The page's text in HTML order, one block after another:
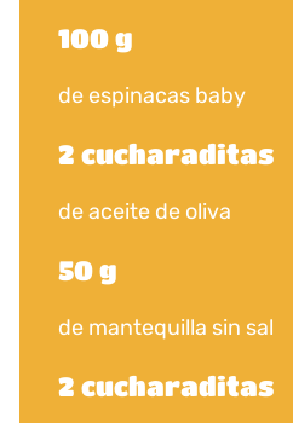
100 g
de espinacas baby
2 cucharaditas
de aceite de oliva
50 g
de mantequilla sin sal
2 cucharaditas